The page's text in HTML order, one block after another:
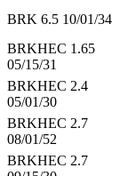
BRK 6.5 10/01/34
BRKHEC 1.65
05/15/31
BRKHEC 2.4
05/01/30
BRKHEC 2.7
08/01/52
BRKHEC 2.7